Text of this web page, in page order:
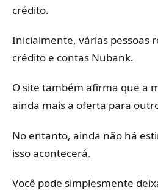
crédito.
Inicialmente, várias pessoas
crédito e contas Nubank.
O site também afirma que a
ainda mais a oferta para
No entanto, ainda não há
isso acontecerá.
Você pode simplesmente